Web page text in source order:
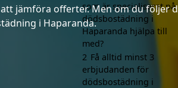
jämföra offerter. Men om du följer
i Haparanda.
som är specialiserat på
dödsbostädning i
Haparanda hjälpa till
med?
2 Få alltid minst 3
erbjudanden för
dödsbostädning i